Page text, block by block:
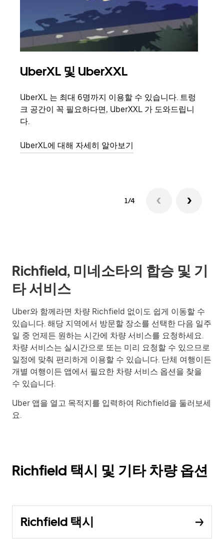
UberXL 및 UberXXL
UberXL 는 최대 6명까지 이용할 수 있습니다. 트렁
크 공간이 꼭 필요하다면, UberXXL 가 도와드립니
다.
UberXL에 대해 자세히 알아보기
1/4
Richfield, 미네소타의 합승 및 기
타 서비스
Uber와 함께라면 차량 Richfield 없이도 쉽게 이동할 수
있습니다. 해당 지역에서 방문할 장소를 선택한 다음 일주
일 중 언제든 원하는 시간에 차량 서비스를 요청하세요.
차량 서비스는 실시간으로 또는 미리 요청할 수 있으므로
일정에 맞춰 편리하게 이용할 수 있습니다. 단체 여행이든
개별 여행이든 앱에서 필요한 차량 서비스 옵션을 찾을
수 있습니다.
Uber 앱을 열고 목적지를 입력하여 Richfield을 둘러보세
요.
Richfield 택시 및 기타 차량 옵션
Richfield 택시